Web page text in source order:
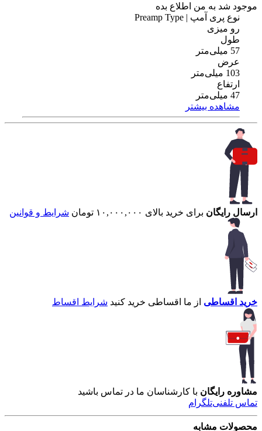
موجود شد به من اطلاع بده
نوع پری آمپ | Preamp Type
رو میزی
طول
57 میلی‌متر
عرض
103 میلی‌متر
ارتفاع
47 میلی‌متر
مشاهده بیشتر
ارسال رایگان برای خرید بالای ۱۰,۰۰۰,۰۰۰ تومان شرایط و قوانین
خرید اقساطی از ما اقساطی خرید کنید شرایط اقساط
مشاوره رایگان با کارشناسان ما در تماس باشید
تماس تلفنیتلگرام
محصولات مشابه